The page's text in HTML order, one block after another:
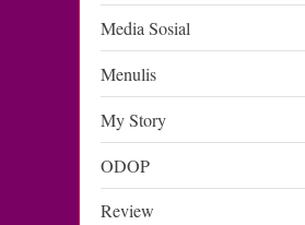
Media Sosial
Menulis
My Story
ODOP
Review